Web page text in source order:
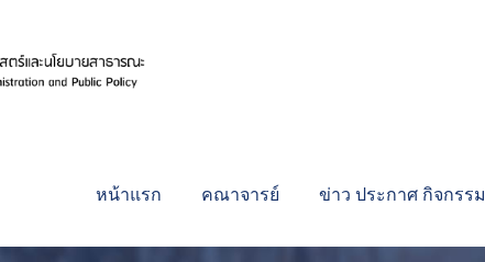
หน้าแรก คณาจารย์ ข่าว ประกาศ กิจกรรม